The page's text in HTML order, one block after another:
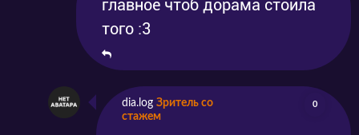
главное чтоб дорама стоила
того :3
dia.log Зритель со
стажем
0